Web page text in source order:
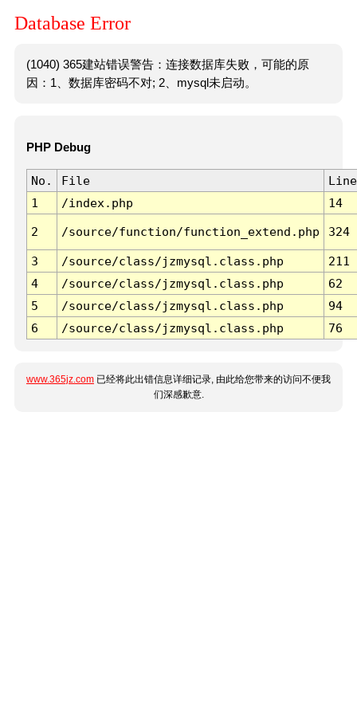
Database Error
(1040) 365建站错误警告：连接数据库失败，可能的原
因：1、数据库密码不对; 2、mysql未启动。
PHP Debug
No. File
Line
1
/index.php 14
2 /source/function/function_extend.php 324
3 /source/class/jzmysql.class.php
211
4
/source/class/jzmysql.class.php
62
5
/source/class/jzmysql.class.php
94
6
/source/class/jzmysql.class.php 76
www.365jz.com 已经将此出错信息详细记录, 由此给您带来的访问不便我
们深感歉意.